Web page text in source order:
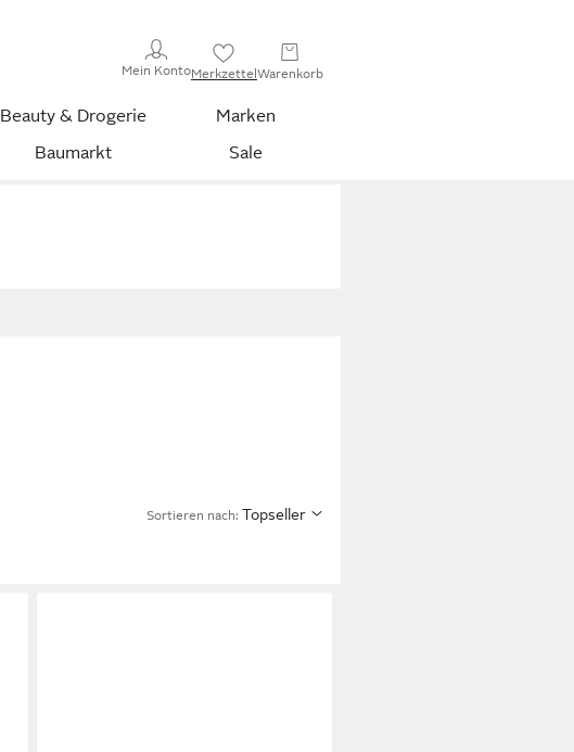
Mein KontoMerkzettelWarenkorb
Beauty & Drogerie
Marken
Baumarkt Sale
Sortieren nach: Topseller